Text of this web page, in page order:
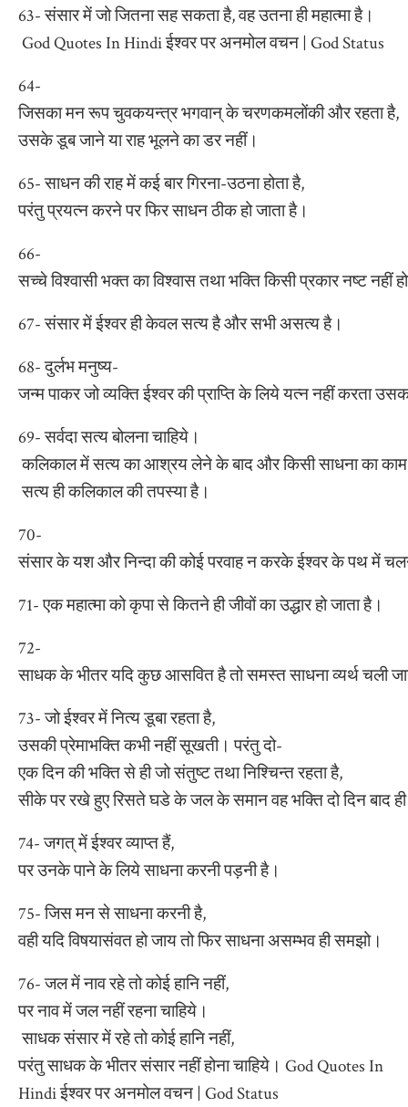
63- संसार में जो जितना सह सकता है, वह उतना ही महात्मा है।
God Quotes In Hindi ईश्वर पर अनमोल वचन | God Status
64-
जिसका मन रूप चुवकयन्त्र भगवान् के चरणकमलोंकी और रहता है,
उसके डूब जाने या राह भूलने का डर नहीं।
65- साधन की राह में कई बार गिरना-उठना होता है,
परंतु प्रयत्न करने पर फिर साधन ठीक हो जाता है।
66-
सच्चे विश्वासी भक्त का विश्वास तथा भक्ति किसी प्रकार नष्ट नहीं
67- संसार में ईश्वर ही केवल सत्य है और सभी असत्य है।
68- दुर्लभ मनुष्य-
जन्म पाकर जो व्यक्ति ईश्वर की प्राप्ति के लिये यत्न नहीं करता
69- सर्वदा सत्य बोलना चाहिये।
कलिकाल में सत्य का आश्रय लेने के बाद और किसी साधना का
सत्य ही कलिकाल की तपस्या है।
70-
संसार के यश और निन्दा की कोई परवाह न करके ईश्वर के पथ में
71- एक महात्मा को कृपा से कितने ही जीवों का उद्धार हो जाता है।
72-
साधक के भीतर यदि कुछ आसवित है तो समस्त साधना व्यर्थ चली
73- जो ईश्वर में नित्य डूबा रहता है,
उसकी प्रेमाभक्ति कभी नहीं सूखती। परंतु दो-
एक दिन की भक्ति से ही जो संतुष्ट तथा निश्चिन्त रहता है,
सीके पर रखे हुए रिसते घडे के जल के समान वह भक्ति दो दिन बाद
74- जगत् में ईश्वर व्याप्त हैं,
पर उनके पाने के लिये साधना करनी पड़नी है।
75- जिस मन से साधना करनी है,
वही यदि विषयासंवत हो जाय तो फिर साधना असम्भव ही समझो।
76- जल में नाव रहे तो कोई हानि नहीं,
पर नाव में जल नहीं रहना चाहिये।
साधक संसार में रहे तो कोई हानि नहीं,
परंतु साधक के भीतर संसार नहीं होना चाहिये। God Quotes In
Hindi ईश्वर पर अनमोल वचन | God Status